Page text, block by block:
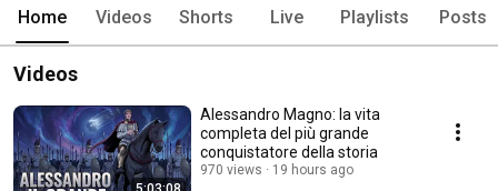
Home Videos Shorts Live Playlists Posts
Videos
Alessandro Magno: la vita
completa del più grande
conquistatore della storia
970 views 19 hours ago